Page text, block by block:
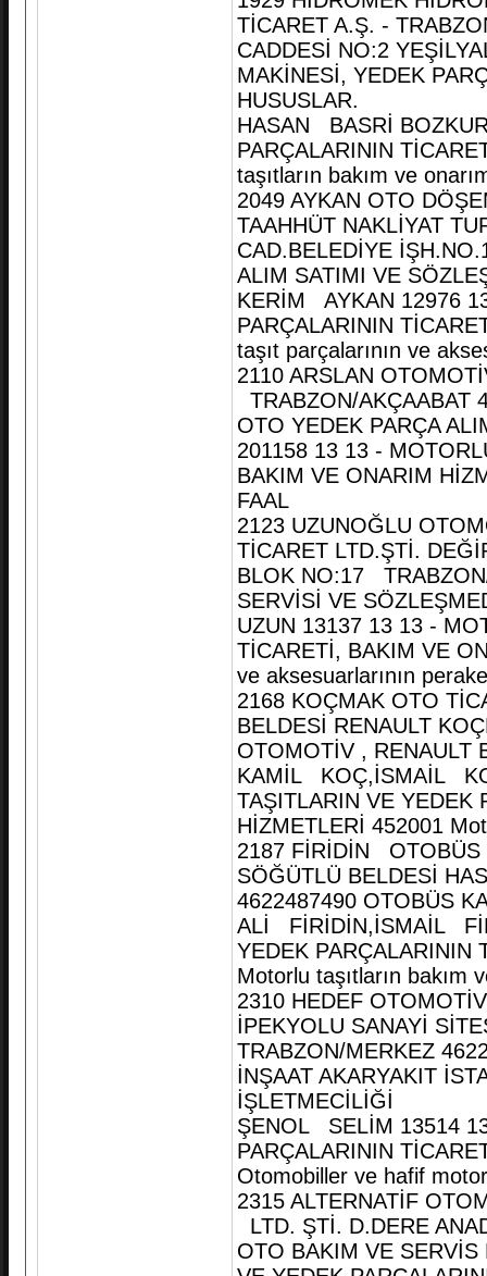
TİCARET A.Ş. -
CADDESİ NO:2
MAKİNESİ, YEDEK
HUSUSLAR.
HASAN BASRİ
PARÇALARININ
taşıtların bakım ve
2049 AYKAN OTO
TAAHHÜT NAKLİYAT
CAD.BELEDİYE
ALIM SATIMI VE
KERİM AYKAN 12976
PARÇALARININ
taşıt parçalarının ve
2110 ARSLAN
TRABZON/AKÇAABAT
OTO YEDEK PARÇA
201158 13 13 -
BAKIM VE ONARIM
FAAL
2123 UZUNOĞLU
TİCARET LTD.ŞTİ.
BLOK NO:17
SERVİSİ VE
UZUN 13137 13 13 -
TİCARETİ, BAKIM VE
ve aksesuarlarının
2168 KOÇMAK OTO
BELDESİ RENAULT
OTOMOTİV , RENAULT
KAMİL KOÇ,İSMAİL
TAŞITLARIN VE YEDEK
HİZMETLERİ 452001
2187 FİRİDİN OTOBÜS
SÖĞÜTLÜ BELDESİ
4622487490 OTOBÜS
ALİ FİRİDİN,İSMAİL
YEDEK PARÇALARININ
Motorlu taşıtların bakım
2310 HEDEF
İPEKYOLU SANAYİ
TRABZON/MERKEZ
İNŞAAT AKARYAKIT
İŞLETMECİLİĞİ
ŞENOL SELİM 13514
PARÇALARININ
Otomobiller ve hafif
2315 ALTERNATİF
LTD. ŞTİ. D.DERE
OTO BAKIM VE